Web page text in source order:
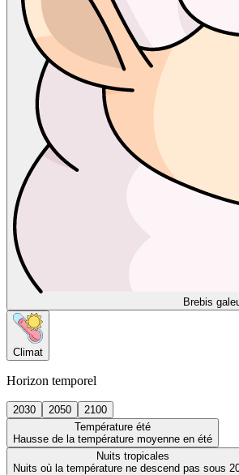
Brebis
Climat
Horizon temporel
2030 2050
2100
Température été
Hausse de la température moyenne en été
Nuits tropicales
Nuits où la température ne descend pas sous